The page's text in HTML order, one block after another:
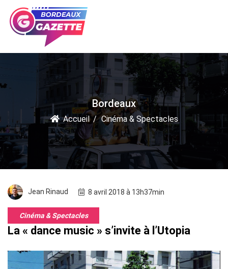
Bordeaux
Accueil Cinéma & Spectacles
Jean Rinaud 8 avril 2018 à 13h37min
Cinéma & Spectacles
La « dance music » s’invite à l’Utopia